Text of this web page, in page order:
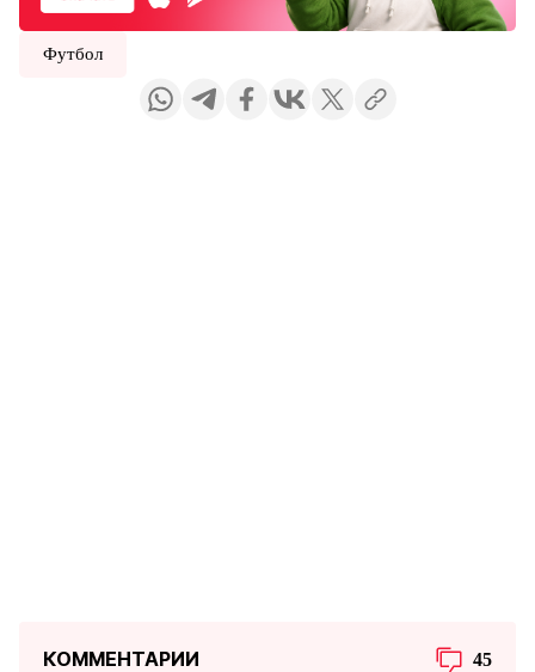
Футбол
КОММЕНТАРИИ 45